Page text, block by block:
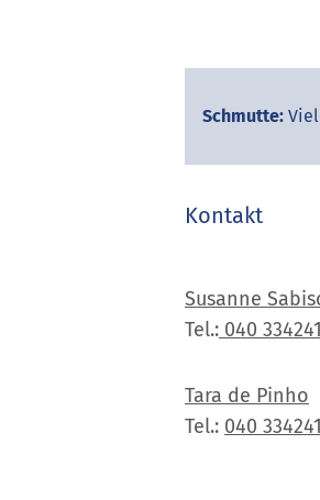
Schmutte:
Kontakt
Susanne
Tel.: 040
Tara de Pinho
Tel.: 040